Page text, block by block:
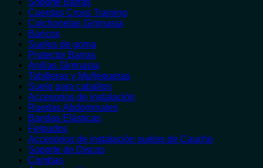
Soporte Barras
Cuerdas Cross Training
Colchonetas Gimnasia
Bancos
Suelos de goma
Protector Barras
Anillas Gimnasia
Tobilleras y Muñequeras
Suelo para caballos
Accesorios de instalación
Ruedas Abdominales
Bandas Elásticas
Felpudos
Accesorios de instalación suelos de Caucho
Soporte de Discos
Combas